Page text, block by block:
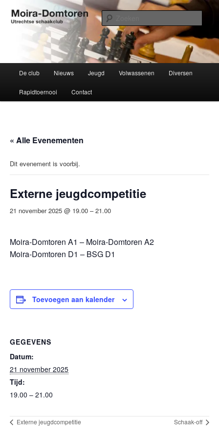
naar
Moira-Domtoren
Utrechtse schaakclub opgericht 1934
De club Nieuws Jeugd Volwassenen Diversen
Rapidtoernooi Contact
« Alle Evenementen
Dit evenement is voorbij.
Externe jeugdcompetitie
21 november 2025 @ 19.00 –21.00
Moira-Domtoren A1 – Moira-Domtoren A2
Moira-Domtoren D1 – BSG D1
Toevoegen aan kalender
GEGEVENS
Datum:
21 november 2025
Tijd:
19.00 – 21.00
Externe jeugdcompetitie Schaak-off